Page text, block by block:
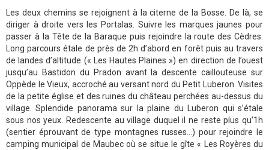
Les deux chemins se rejoignent à la citerne de la Bosse. De là, se
diriger à droite vers les Portalas. Suivre les marques jaunes pour
passer à la Tête de la Baraque puis rejoindre la route des Cèdres.
Long parcours étale de près de 2h d’abord en forêt puis au travers
de landes d’altitude (« Les Hautes Plaines ») en direction de l’ouest
jusqu’au Bastidon du Pradon avant la descente caillouteuse sur
Oppède le Vieux, accroché au versant nord du Petit Luberon. Visites
de la petite église et des ruines du château perchées au-dessus du
village. Splendide panorama sur la plaine du Luberon qui s’étale
sous nos yeux. Redescente au village duquel il ne reste plus qu’1h
(sentier éprouvant de type montagnes russes…) pour rejoindre le
camping municipal de Maubec où se situe le gîte « Les Royères du